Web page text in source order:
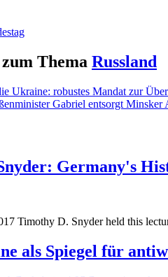
Thema Russland
Ukraine: robustes Mandat zur
Gabriel entsorgt Minsker
Germany's
Timothy D. Snyder held this
als Spiegel für